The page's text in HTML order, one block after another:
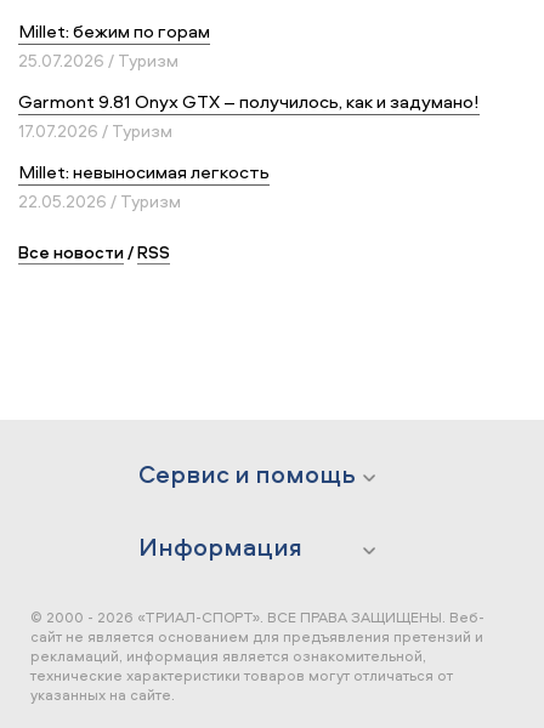
Millet: бежим по горам
25.07.2026 / Туризм
Garmont 9.81 Onyx GTX – получилось, как и задумано!
17.07.2026 / Туризм
Millet: невыносимая легкость
22.05.2026 / Туризм
Все новости/RSS
Сервис и помощь
Информация
© 2000 - 2026 «ТРИАЛ-СПОРТ». ВСЕ ПРАВА ЗАЩИЩЕНЫ. Веб-
сайт не является основанием для предъявления претензий и
рекламаций, информация является ознакомительной,
технические характеристики товаров могут отличаться от
указанных на сайте.